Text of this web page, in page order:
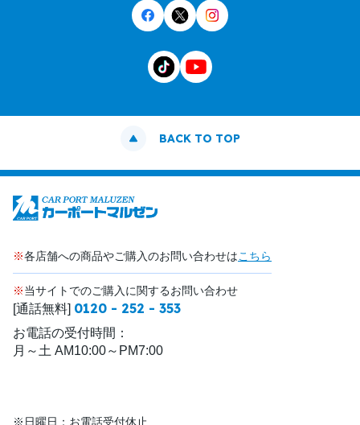
BACK TO TOP
※各店舗への商品やご購入のお問い合わせはこちら
※当サイトでのご購入に関するお問い合わせ
[通話無料] 0120 - 252 - 353
お電話の受付時間：
月～土 AM10:00～PM7:00
※日曜日：お電話受付休止